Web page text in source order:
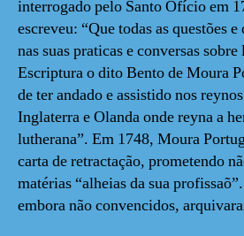
interrogado pelo Santo Ofício em
escreveu: “Que todas as questões
nas suas praticas e conversas
Escriptura o dito Bento de Moura
de ter andado e assistido nos
Inglaterra e Olanda onde reyna a
lutherana”. Em 1748, Moura
carta de retractação, prometendo
matérias “alheias da sua
embora não convencidos,